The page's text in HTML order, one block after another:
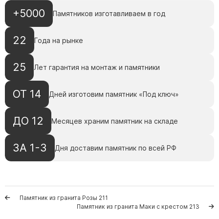
Памятники современные
Памятники черные
Хачкары
Памятники в форме скалы
Флагштоки
+5000 Памятников изготавливаем в год
22 Года на рынке
25 Лет гарантия на монтаж и памятники
ОТ 14 Дней изготовим памятник «Под ключ»
ДО 12 Месяцев храним памятник на складе
ЗА 1-3 Дня доставим памятник по всей РФ
Памятник из гранита Розы 211
Памятник из гранита Маки с крестом 213